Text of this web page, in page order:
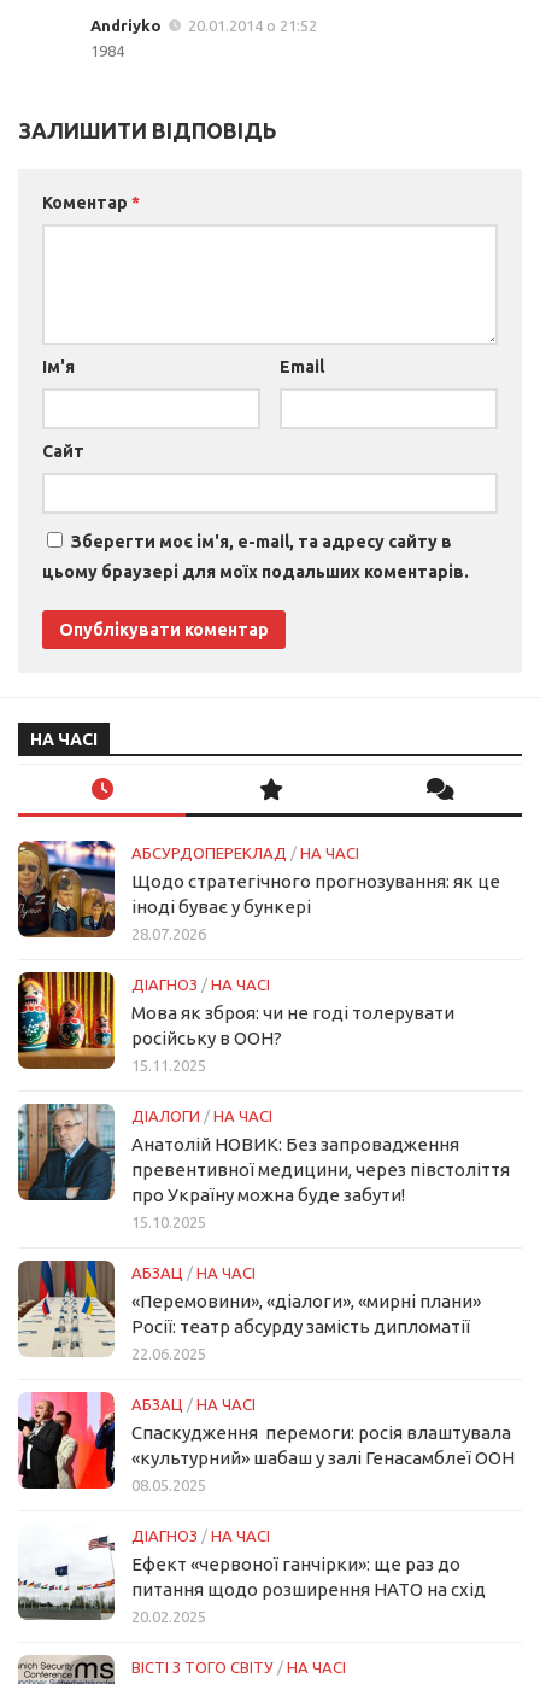
Andriyko
20.01.2014 о 21:52
1984
ЗАЛИШИТИ ВІДПОВІДЬ
Коментар *
Ім'я Email
Сайт
Зберегти моє ім'я, e-mail, та адресу сайту в
цьому браузері для моїх подальших коментарів.
НА ЧАСІ
АБСУРДОПЕРЕКЛАД / НА ЧАСІ
Щодо стратегічного прогнозування: як це
іноді буває у бункері
28.07.2026
ДІАГНОЗ / НА ЧАСІ
Мова як зброя: чи не годі толерувати
російську в ООН?
15.11.2025
ДІАЛОГИ / НА ЧАСІ
Анатолій НОВИК: Без запровадження
превентивної медицини, через півстоліття
про Україну можна буде забути!
15.10.2025
АБЗАЦ / НА ЧАСІ
«Перемовини», «діалоги», «мирні плани»
Росії: театр абсурду замість дипломатії
22.06.2025
АБЗАЦ / НА ЧАСІ
Спаскудження перемоги: росія влаштувала
«культурний» шабаш у залі Генасамблеї ООН
08.05.2025
ДІАГНОЗ / НА ЧАСІ
Ефект «червоної ганчірки»: ще раз до
питання щодо розширення НАТО на схід
20.02.2025
ВІСТІ З ТОГО СВІТУ / НА ЧАСІ